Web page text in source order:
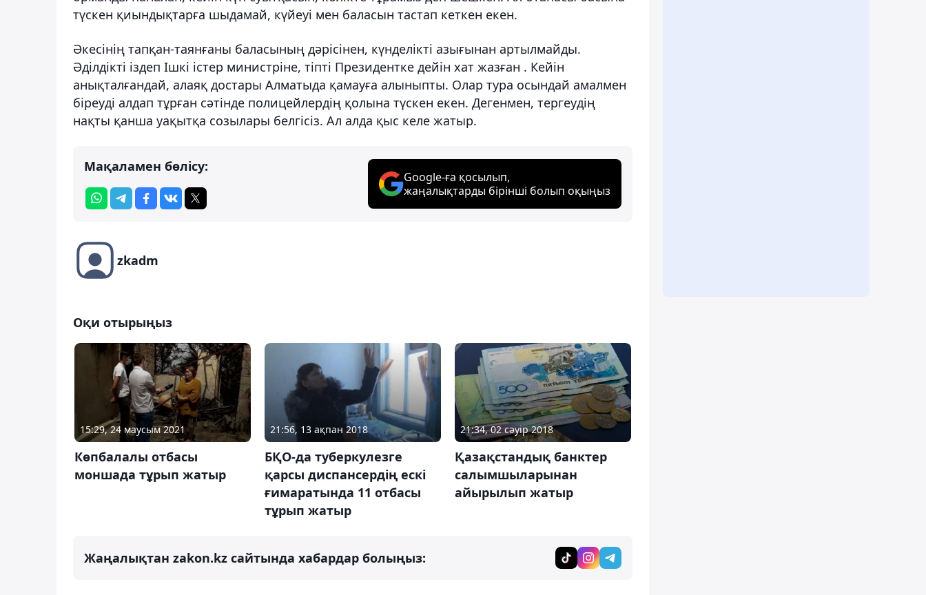
түскен қиындықтарға шыдамай, күйеуі мен баласын тастап кеткен екен.
Әкесінің тапқан-таянғаны баласының дәрісінен, күнделікті азығынан артылмайды.
Әділдікті іздеп Ішкі істер министріне, тіпті Президентке дейін хат жазған . Кейін
анықталғандай, алаяқ достары Алматыда қамауға алыныпты. Олар тура осындай амалмен
біреуді алдап тұрған сәтінде полицейлердің қолына түскен екен. Дегенмен, тергеудің
нақты қанша уақытқа созылары белгісіз. Ал алда қыс келе жатыр.
Мақаламен бөлісу:
Google-ға қосылып,
жаңалықтарды бірінші болып оқыңыз
zkadm
Оқи отырыңыз
15:29, 24 маусым 2021
Көпбалалы отбасы
моншада тұрып жатыр
21:56, 13 ақпан 2018
БҚО-да туберкулезге
қарсы диспансердің ескі
ғимаратында 11 отбасы
тұрып жатыр
21:34, 02 сәуір 2018
Қазақстандық банктер
салымшыларынан
айырылып жатыр
Жаңалықтан zakon.kz сайтында хабардар болыңыз: